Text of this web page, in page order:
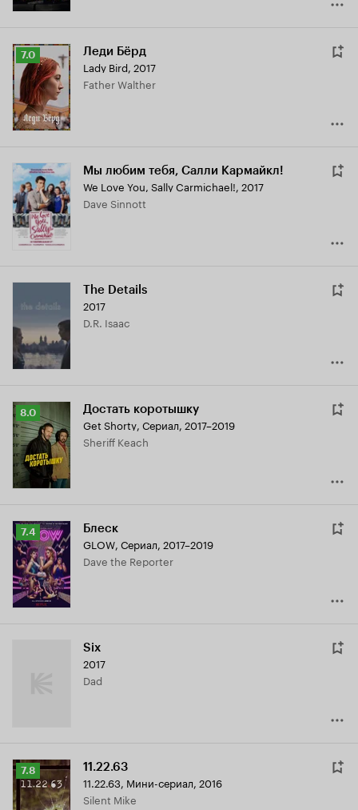
Рейтинг
Кинопоиска
7.0
7.0 Леди Бёрд
Lady Bird, 2017
Father Walther
Мы любим тебя, Салли Кармайкл!
We Love You, Sally Carmichael!, 2017
Dave Sinnott
The Details
2017
D.R. Isaac
Рейтинг
Кинопоиска
8.0
8.0 Достать коротышку
Get Shorty, Сериал, 2017–2019
Sheriff Keach
Рейтинг
Кинопоиска
7.4
7.4 Блеск
GLOW, Сериал, 2017–2019
Dave the Reporter
Six
2017
Dad
Рейтинг
Кинопоиска
7.8
7.8 11.22.63
11.22.63, Мини-сериал, 2016
Silent Mike